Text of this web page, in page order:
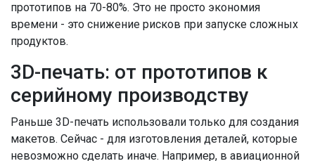
прототипов на 70-80%. Это не просто экономия
времени - это снижение рисков при запуске сложных
продуктов.
3D-печать: от прототипов к
серийному производству
Раньше 3D-печать использовали только для создания
макетов. Сейчас - для изготовления деталей, которые
невозможно сделать иначе. Например, в авиационной